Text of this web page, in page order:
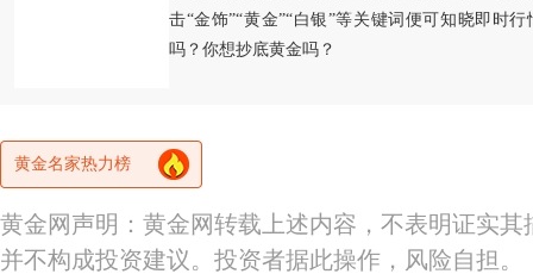
击“金饰”“黄金”“白银”等关键词便可知晓即时
吗？你想抄底黄金吗？
黄金名家热力榜
黄金网声明：黄金网转载上述内容，不表明证实
并不构成投资建议。投资者据此操作，风险自担。